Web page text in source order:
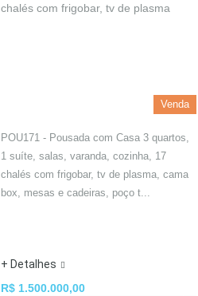
Venda
POU171 - Pousada com Casa 3 quartos,
1 suíte, salas, varanda, cozinha, 17
chalés com frigobar, tv de plasma, cama
box, mesas e cadeiras, poço t...
+ Detalhes
R$ 1.500.000,00